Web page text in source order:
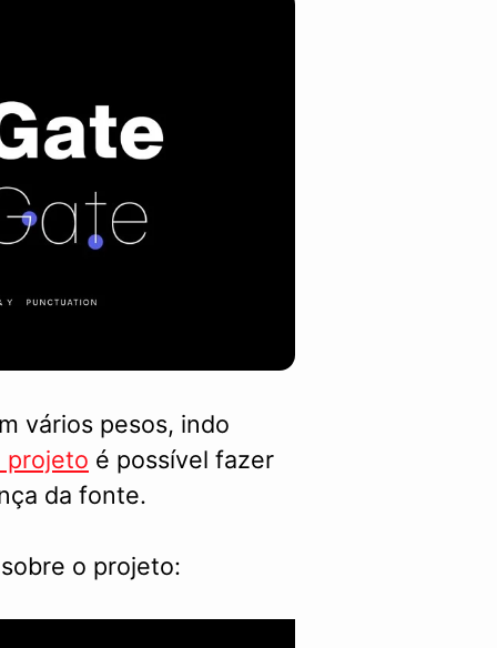
vários pesos, indo
projeto é possível fazer
da fonte.
o projeto: